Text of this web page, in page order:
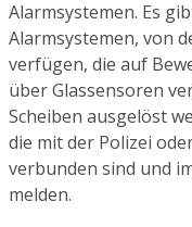
Alarmsystemen. Es
Alarmsystemen, von
verfügen, die auf
über Glassensoren
Scheiben ausgelöst
die mit der Polizei
verbunden sind und
melden.